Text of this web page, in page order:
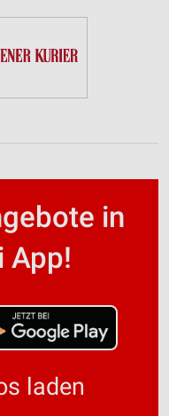
in
App!
laden